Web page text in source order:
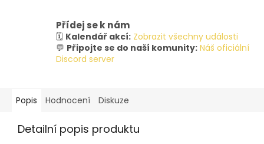
Přídej se k nám
🗓️ Kalendář akcí: Zobrazit všechny události
💬 Připojte se do naší komunity: Náš oficiální
Discord server
Popis Hodnocení Diskuze
Detailní popis produktu